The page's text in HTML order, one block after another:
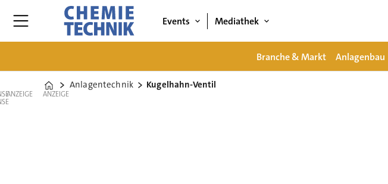
Events Mediathek
Branche & Markt Anlagenbau
Home
Anlagentechnik Kugelhahn-Ventil
ANZEIGE ANZEIGE